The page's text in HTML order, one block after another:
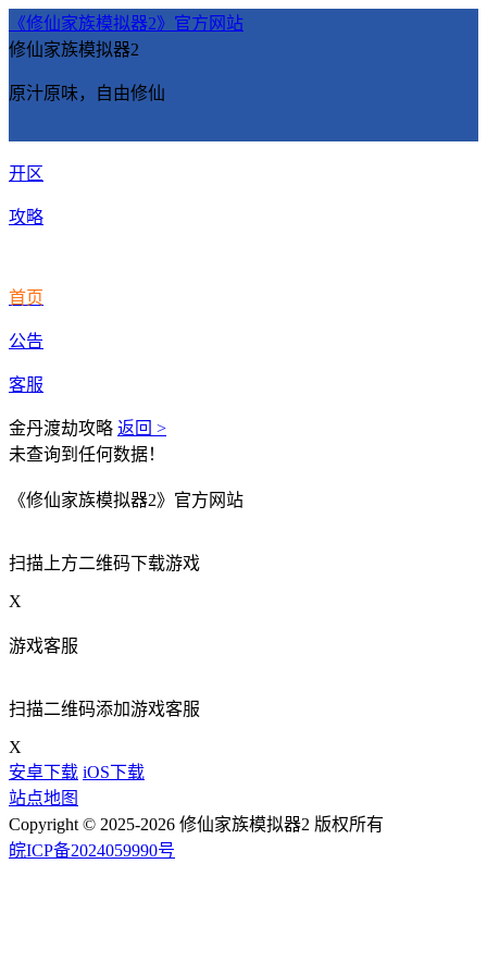
《修仙家族模拟器2》官方网站
修仙家族模拟器2
原汁原味，自由修仙
开区
攻略
首页
公告
客服
金丹渡劫攻略 返回 >
未查询到任何数据！
《修仙家族模拟器2》官方网站
扫描上方二维码下载游戏
X
游戏客服
扫描二维码添加游戏客服
X
安卓下载 iOS下载
站点地图
Copyright © 2025-2026 修仙家族模拟器2 版权所有
皖ICP备2024059990号